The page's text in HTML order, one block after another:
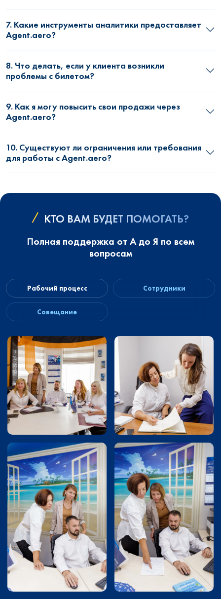
7. Какие инструменты аналитики предоставляет
Agent.aero?
8. Что делать, если у клиента возникли
проблемы с билетом?
9. Как я могу повысить свои продажи через
Agent.aero?
10. Существуют ли ограничения или требования
для работы с Agent.aero?
КТО ВАМ БУДЕТ ПОМОГАТЬ?
Полная поддержка от А до Я по всем
вопросам
Рабочий процесс Сотрудники
Совещание